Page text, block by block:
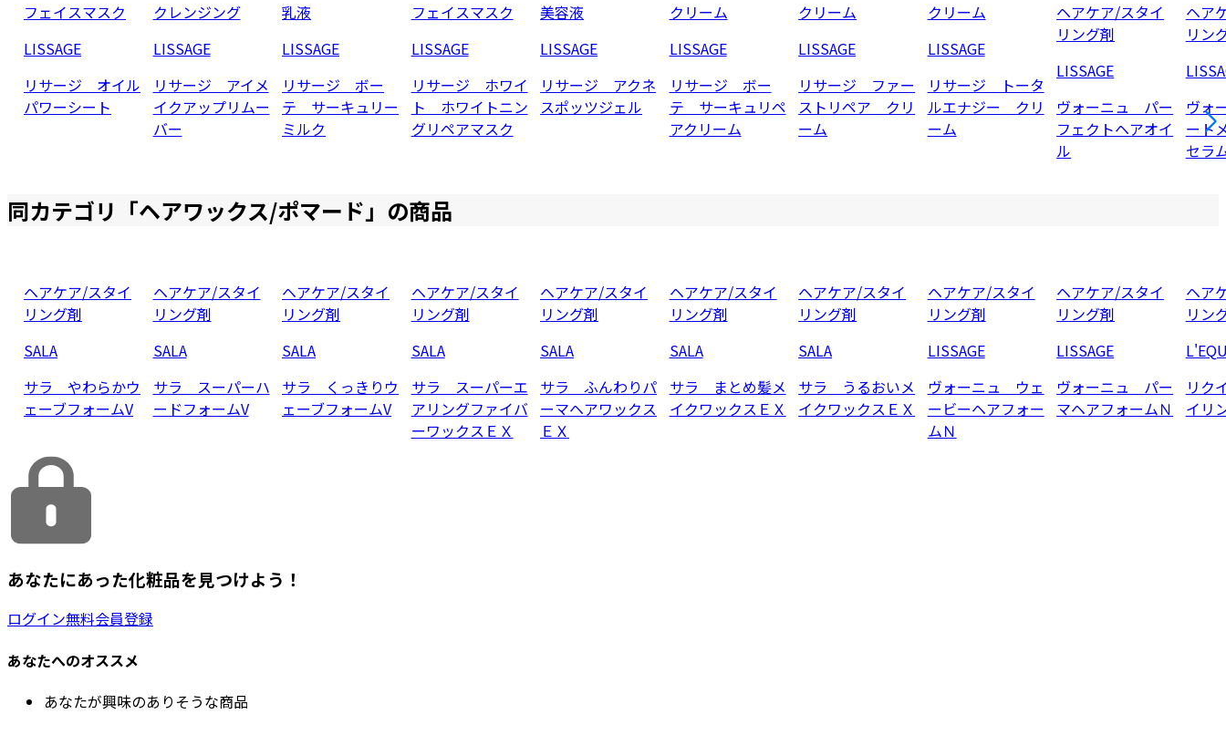
フェイスマスク
LISSAGE
リサージ オイル
パワーシート
クレンジング
LISSAGE
リサージ アイメ
イクアップリムー
バー
乳液
LISSAGE
リサージ ボー
テ サーキュリー
ミルク
フェイスマスク
LISSAGE
リサージ ホワイ
ト ホワイトニン
グリペアマスク
美容液
LISSAGE
リサージ アクネ
スポッツジェル
クリーム
LISSAGE
リサージ ボー
テ サーキュリペ
アクリーム
クリーム
LISSAGE
リサージ ファー
ストリペア クリ
ーム
クリーム
LISSAGE
リサージ トータ
ルエナジー クリ
ーム
ヘアケア/スタイ
リング剤
LISSAGE
ヴォーニュ パー
フェクトヘアオイ
ル
ヘア
リン
ヴォ
ート
セラ
同カテゴリ「ヘアワックス/ポマード」の商品
ヘアケア/スタイ
リング剤
SALA
サラ やわらかウ
ェーブフォームV
ヘアケア/スタイ
リング剤
SALA
サラ スーパーハ
ードフォームV
ヘアケア/スタイ
リング剤
SALA
サラ くっきりウ
ェーブフォームV
ヘアケア/スタイ
リング剤
SALA
サラ スーパーエ
アリングファイバ
ーワックスＥＸ
ヘアケア/スタイ
リング剤
SALA
サラ ふんわりパ
ーマヘアワックス
ＥＸ
ヘアケア/スタイ
リング剤
SALA
サラ まとめ髪メ
イクワックスＥＸ
ヘアケア/スタイ
リング剤
SALA
サラ うるおいメ
イクワックスＥＸ
ヘアケア/スタイ
リング剤
LISSAGE
ヴォーニュ ウェ
ービーヘアフォー
ムＮ
ヘアケア/スタイ
リング剤
LISSAGE
ヴォーニュ パー
マヘアフォームＮ
ヘア
リン
リク
イリ
あなたにあった化粧品を見つけよう！
ログイン無料会員登録
あなたへのオススメ
あなたが興味のありそうな商品